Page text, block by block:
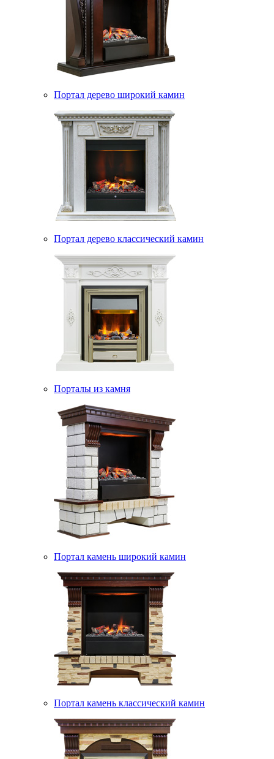
Портал дерево широкий камин
Портал дерево классический камин
Порталы из камня
Портал камень широкий камин
Портал камень классический камин